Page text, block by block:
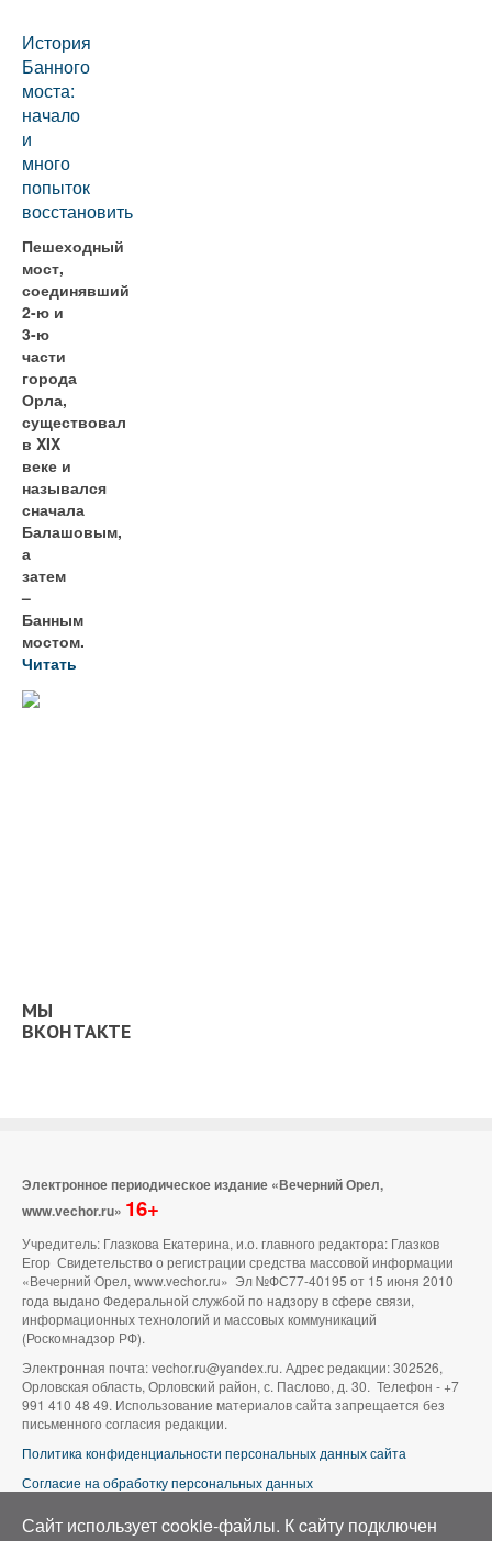
История
Банного
моста:
начало
и
много
попыток
восстановить
Пешеходный
мост,
соединявший
2-ю и
3-ю
части
города
Орла,
существовал
в XIX
веке и
назывался
сначала
Балашовым,
а
затем
–
Банным
мостом.
Читать
МЫ
ВКОНТАКТЕ
Электронное периодическое издание «Вечерний Орел,
www.vechor.ru» 16+
Учредитель: Глазкова Екатерина, и.о. главного редактора: Глазков
Егор Свидетельство о регистрации средства массовой информации
«Вечерний Орел, www.vechor.ru» Эл №ФС77-40195 от 15 июня 2010
года выдано Федеральной службой по надзору в сфере связи,
информационных технологий и массовых коммуникаций
(Роскомнадзор РФ).
Электронная почта: vechor.ru@yandex.ru. Адрес редакции: 302526,
Орловская область, Орловский район, с. Паслово, д. 30. Телефон - +7
991 410 48 49. Использование материалов сайта запрещается без
письменного согласия редакции.
Политика конфиденциальности персональных данных сайта
Согласие на обработку персональных данных
Аэросъемка в Орле»
Сайт использует cookie-файлы. К cайту подключен